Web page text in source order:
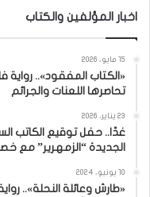
اخبار المؤلفين والكتاب
15 مايو، 2026
«الكتاب المفقود».. رواية
تحاصرها اللعنات والجرائم
23 يناير، 2026
غدًا.. حفل توقيع الكاتب
الجديدة “الزمهرير” مع خصم 50٪ على جميع
10 يونيو، 2024
«طارش وعائلة النحلة»..